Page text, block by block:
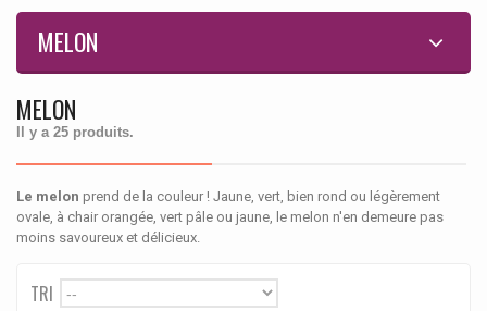
MELON
MELON
Il y a 25 produits.
Le melon prend de la couleur ! Jaune, vert, bien rond ou légèrement
ovale, à chair orangée, vert pâle ou jaune, le melon n'en demeure pas
moins savoureux et délicieux.
TRI --